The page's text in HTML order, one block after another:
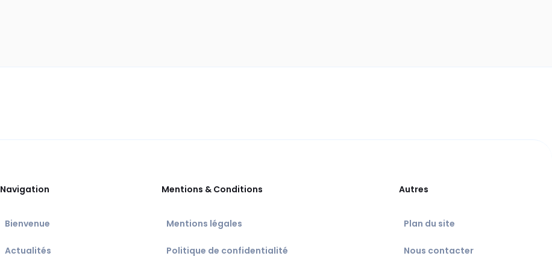
Navigation
Bienvenue
Actualités
Mentions & Conditions
Mentions légales
Politique de confidentialité
Autres
Plan du site
Nous contacter